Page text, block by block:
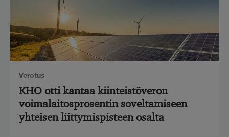
Verotus
KHO otti kantaa kiinteistöveron
voimalaitosprosentin soveltamiseen
yhteisen liittymispisteen osalta